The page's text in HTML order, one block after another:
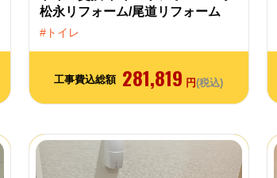
松永リフォーム/尾道リフォーム
トイレ
工事費込総額 281,819 円(税込)